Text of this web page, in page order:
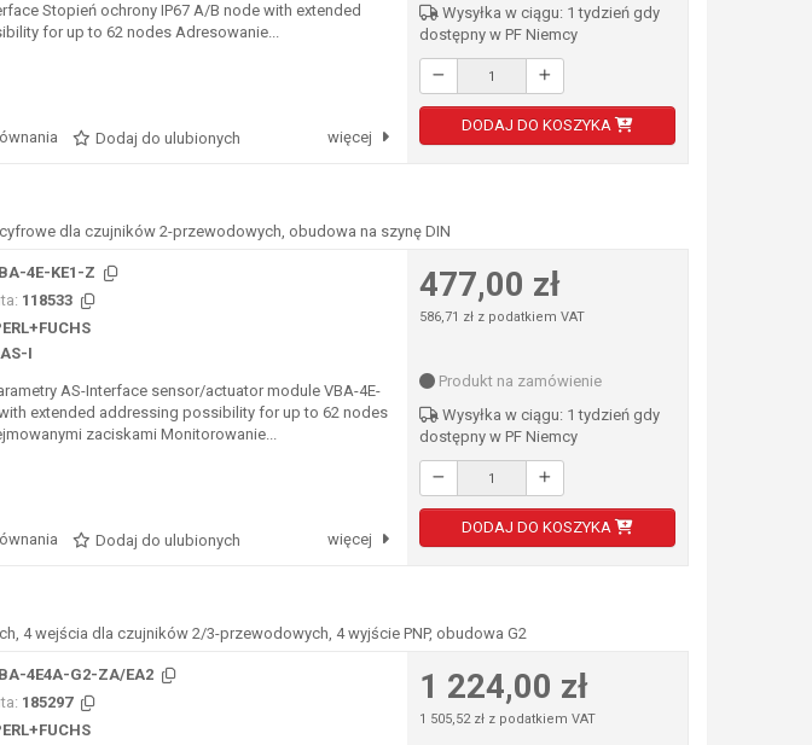
Stopień ochrony IP67 A/B node with extended
for up to 62 nodes Adresowanie...
Dodaj do ulubionych więcej
Wysyłka w ciągu: 1 tydzień gdy
dostępny w PF Niemcy
DODAJ DO KOSZYKA
dla czujników 2-przewodowych, obudowa na szynę DIN
4E-KE1-Z
118533
I
AS-Interface sensor/actuator module VBA-4E-
extended addressing possibility for up to 62 nodes
zaciskami Monitorowanie...
Dodaj do ulubionych więcej
477,00 zł
586,71 zł z podatkiem VAT
Produkt na zamówienie
Wysyłka w ciągu: 1 tydzień gdy
dostępny w PF Niemcy
DODAJ DO KOSZYKA
4 wejścia dla czujników 2/3-przewodowych, 4 wyjście PNP, obudowa G2
4E4A-G2-ZA/EA2
185297
1 224,00 zł
1 505,52 zł z podatkiem VAT